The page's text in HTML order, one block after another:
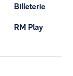
Billeterie
RM Play